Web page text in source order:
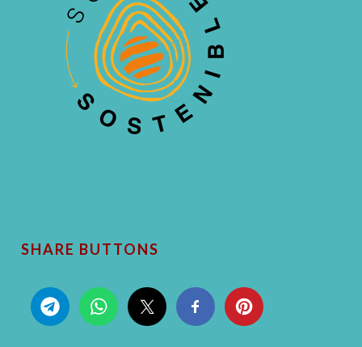
SHARE BUTTONS